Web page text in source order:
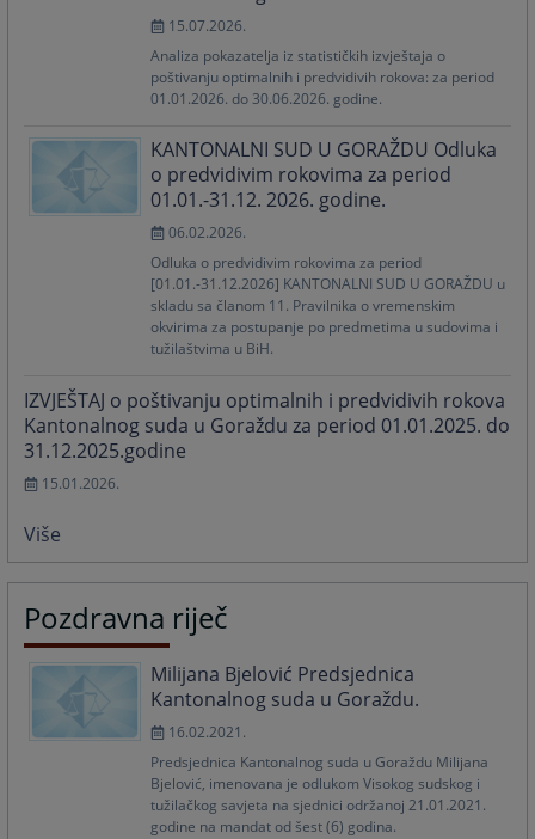
15.07.2026.
Analiza pokazatelja iz statističkih izvještaja o
poštivanju optimalnih i predvidivih rokova: za period
01.01.2026. do 30.06.2026. godine.
KANTONALNI SUD U GORAŽDU Odluka
o predvidivim rokovima za period
01.01.-31.12. 2026. godine.
06.02.2026.
Odluka o predvidivim rokovima za period
[01.01.-31.12.2026] KANTONALNI SUD U GORAŽDU u
skladu sa članom 11. Pravilnika o vremenskim
okvirima za postupanje po predmetima u sudovima i
tužilaštvima u BiH.
IZVJEŠTAJ o poštivanju optimalnih i predvidivih rokova
Kantonalnog suda u Goraždu za period 01.01.2025. do
31.12.2025.godine
15.01.2026.
Više
Pozdravna riječ
Milijana Bjelović Predsjednica
Kantonalnog suda u Goraždu.
16.02.2021.
Predsjednica Kantonalnog suda u Goraždu Milijana
Bjelović, imenovana je odlukom Visokog sudskog i
tužilačkog savjeta na sjednici održanoj 21.01.2021.
godine na mandat od šest (6) godina.